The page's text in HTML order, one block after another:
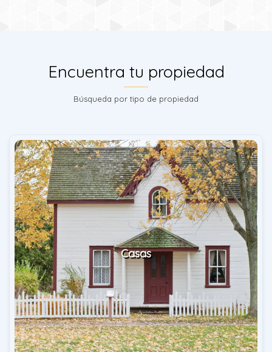
Encuentra tu propiedad
Búsqueda por tipo de propiedad
Casas